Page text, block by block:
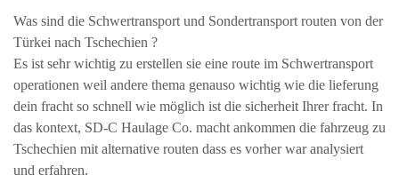
Was sind die Schwertransport und Sondertransport routen von der
Türkei nach Tschechien ?
Es ist sehr wichtig zu erstellen sie eine route im Schwertransport
operationen weil andere thema genauso wichtig wie die lieferung
dein fracht so schnell wie möglich ist die sicherheit Ihrer fracht. In
das kontext, SD-C Haulage Co. macht ankommen die fahrzeug zu
Tschechien mit alternative routen dass es vorher war analysiert
und erfahren.